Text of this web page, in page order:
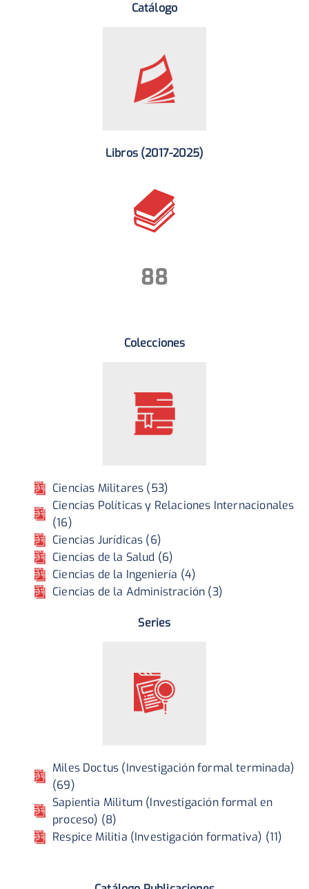
Catálogo
Libros (2017-2025)
88
Colecciones
Ciencias Militares (53)
Ciencias Políticas y Relaciones Internacionales
(16)
Ciencias Jurídicas (6)
Ciencias de la Salud (6)
Ciencias de la Ingeniería (4)
Ciencias de la Administración (3)
Series
Miles Doctus (Investigación formal terminada)
(69)
Sapientia Militum (Investigación formal en
proceso) (8)
Respice Militia (Investigación formativa) (11)